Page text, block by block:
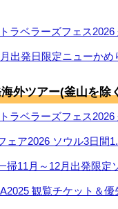
ラベラーズフェス
出発日限定ニューかめ
外ツアー(釜山を除
ラベラーズフェス
ェア2026 ソウル3日間
掃11月～12月出発限定
観覧チケット＆